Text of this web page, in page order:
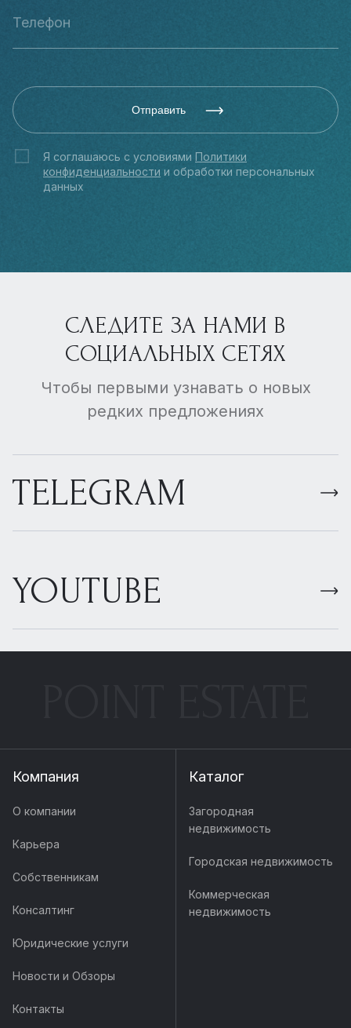
Отправить
Я соглашаюсь с условиями Политики
конфиденциальности и обработки персональных
данных
СЛЕДИТЕ ЗА НАМИ В
СОЦИАЛЬНЫХ СЕТЯХ
Чтобы первыми узнавать о новых
редких предложениях
TELEGRAM
YOUTUBE
Компания
О компании
Карьера
Собственникам
Консалтинг
Юридические услуги
Новости и Обзоры
Контакты
Каталог
Загородная
недвижимость
Городская недвижимость
Коммерческая
недвижимость